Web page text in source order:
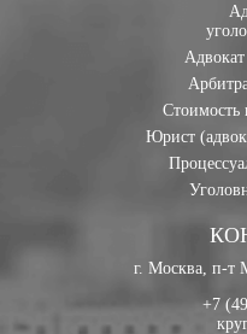
Стоимость
Юрист
г. Москва, п-т
+7